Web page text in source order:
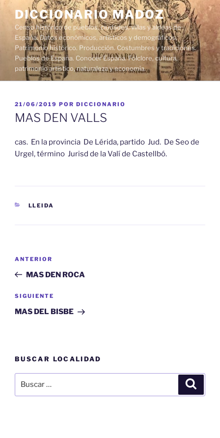
contenido
DICCIONARIO MADOZ
Censo histórico de pueblos, ciudades, villas y aldeas de
España. Datos económicos, artísticos y demográficos.
Patrimonio histórico. Producción. Costumbres y tradiciones.
Pueblos de España. Conocer España. Folclore, cultura,
patrimonio artístico, naturaleza y economía.
PUBLICADO
EL
21/06/2019 POR DICCIONARIO
MAS DEN VALLS
cas. En la provincia De Lérida, partido Jud. De Seo de
Urgel, término Jurisd de la Valí de Castellbó.
CATEGORÍAS
LLEIDA
entradas
Entrada
anterior:
ANTERIOR
MAS DEN ROCA
Siguiente
entrada
SIGUIENTE
MAS DEL BISBE
BUSCAR LOCALIDAD
por: